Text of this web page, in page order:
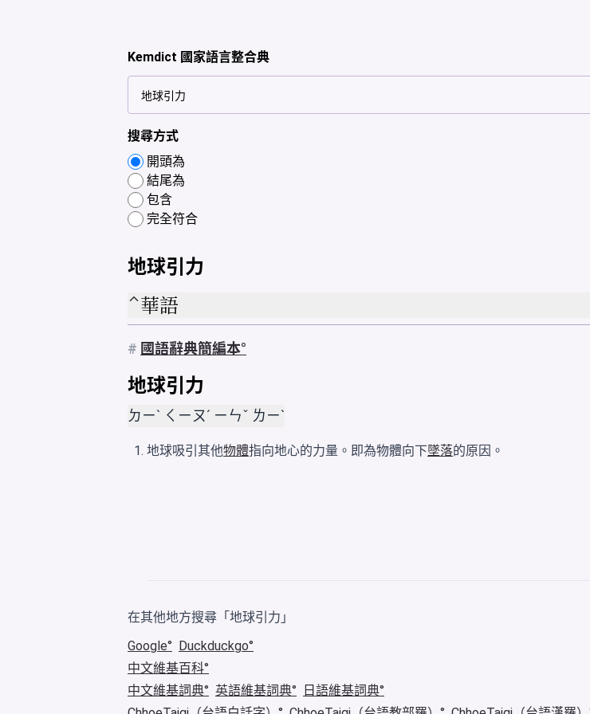
Kemdict 國家語言整合典
搜尋方式
開頭為
結尾為
包含
完全符合
地球引力
華語
# 國語辭典簡編本
地球引力
ㄉㄧˋ ㄑㄧㄡˊ ㄧㄣˇ ㄌㄧˋ
地球吸引其他物體指向地心的力量。即為物體向下墜落的原因。
在其他地方搜尋「地球引力」
Google
Duckduckgo
中文維基百科
中文維基詞典
英語維基詞典
日語維基詞典